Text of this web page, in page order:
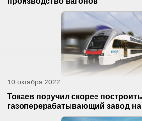
10 октября 2022
Токаев поручил скорее построить
газоперерабатывающий завод